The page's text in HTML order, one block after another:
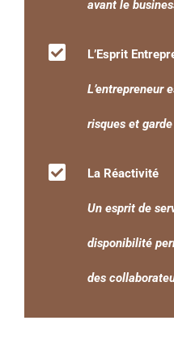
avant le
L’Esprit
L’entrepreneur
risques et
La Réactivité
Un esprit de
disponibilité
des